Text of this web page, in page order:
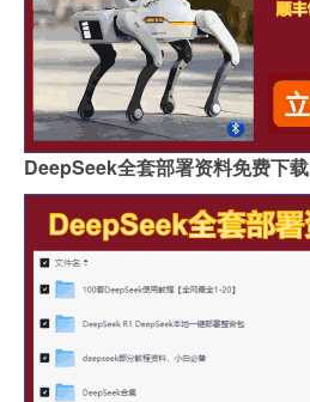
DeepSeek全套部署资料免费下载